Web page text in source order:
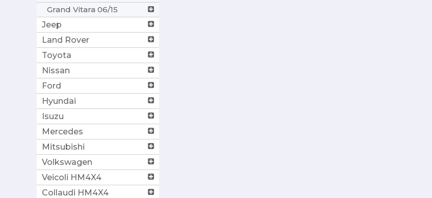
Grand Vitara 06/15
Jeep
Land Rover
Toyota
Nissan
Ford
Hyundai
Isuzu
Mercedes
Mitsubishi
Volkswagen
Veicoli HM4X4
Collaudi HM4X4